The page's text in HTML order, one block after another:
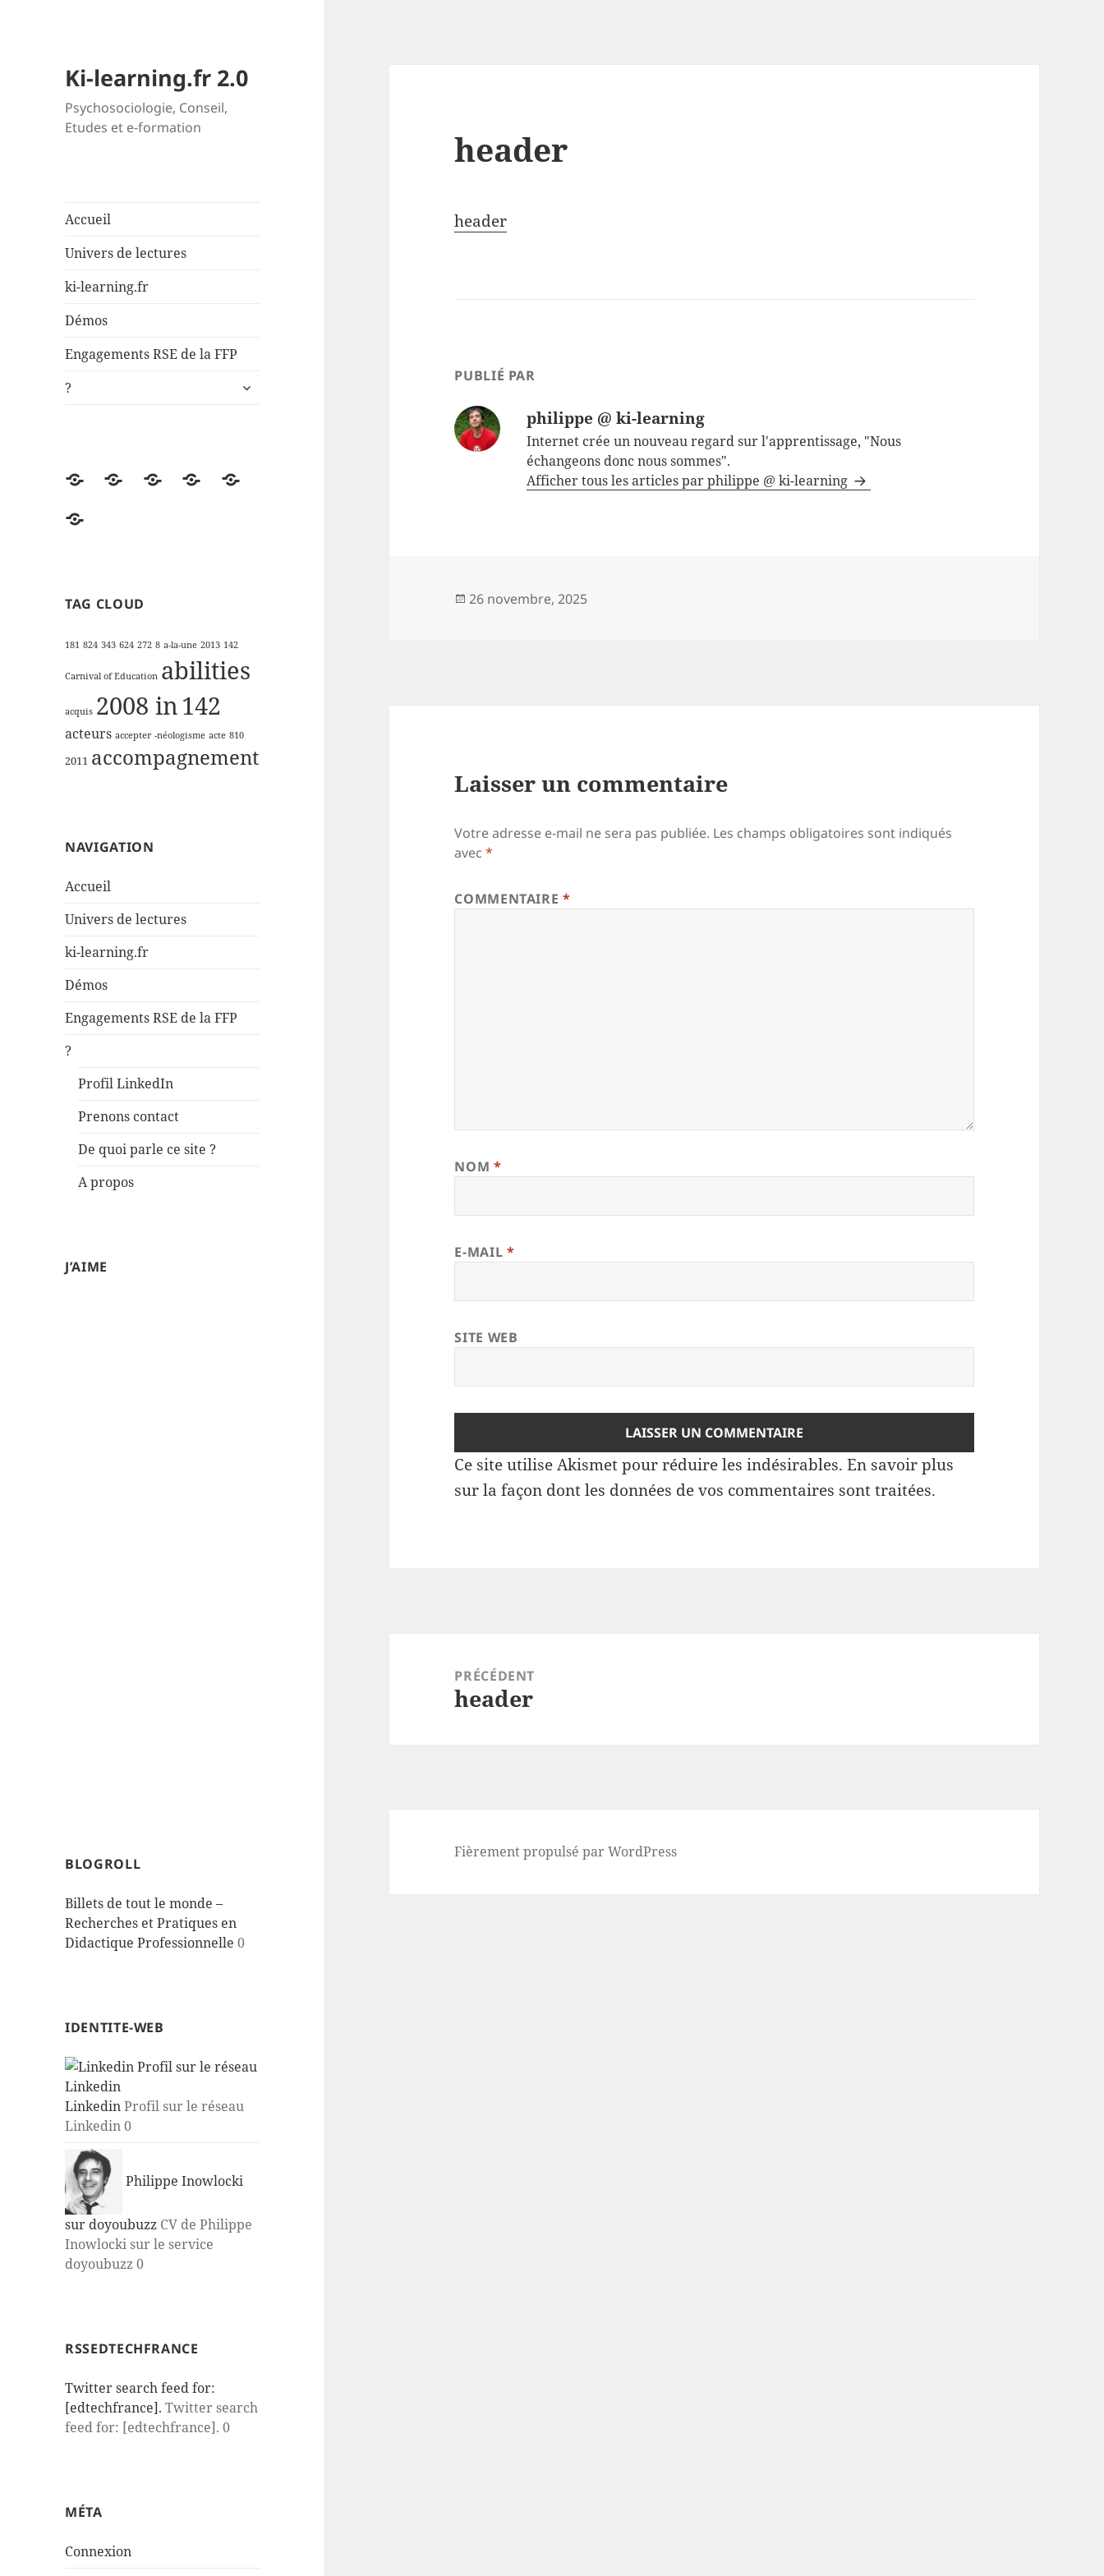
Ki-learning.fr 2.0
Psychosociologie, Conseil,
Etudes et e-formation
Accueil
Univers de lectures
ki-learning.fr
Démos
Engagements RSE de la FFP
?
ouvrir
AccueilUnivers
ki-
DémosEngagements
?
TAG CLOUD
181 824 343 624 272 8 a-la-une 2013 142
Carnival of Education abilities
acquis 2008 in142
acteurs accepter -néologisme acte 810
2011 accompagnement
NAVIGATION
Accueil
Univers de lectures
ki-learning.fr
Démos
Engagements RSE de la FFP
?
Profil LinkedIn
Prenons contact
De quoi parle ce site ?
A propos
J’AIME
BLOGROLL
Billets de tout le monde –
Recherches et Pratiques en
Didactique Professionnelle 0
IDENTITE-WEB
LinkedinProfil sur le réseau
Linkedin 0
Philippe Inowlocki
sur doyoubuzz CV de Philippe
Inowlocki sur le service
doyoubuzz 0
RSSEDTECHFRANCE
Twitter search feed for:
[edtechfrance]. Twitter search
feed for: [edtechfrance]. 0
MÉTA
Connexion
header
header
PUBLIÉ PAR
philippe @ ki-learning
Internet crée un nouveau regard sur l'apprentissage, "Nous
échangeons donc nous sommes".
Afficher tous les articles par philippe @ ki-learning
Publié
26 novembre, 2025
Laisser un commentaire
Votre adresse e-mail ne sera pas publiée. Les champs obligatoires sont indiqués
avec*
COMMENTAIRE*
NOM *
E-MAIL *
SITE WEB
Ce site utilise Akismet pour réduire les indésirables.En savoir plus
sur la façon dont les données de vos commentaires sont traitées.
PRÉCÉDENT
Article
header
Fièrement propulsé par WordPress